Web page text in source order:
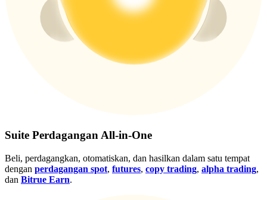
Lebih Banyak Acara
Menangkan Hadiah dan Hadiah Eksklusif
Suite Perdagangan All-in-One
Beli, perdagangkan, otomatiskan, dan hasilkan dalam satu tempat
dengan perdagangan spot, futures, copy trading, alpha trading,
dan Bitrue Earn.